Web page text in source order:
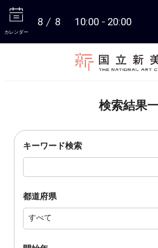
カレンダー
8 8 10:00 20:00
検索結果
キーワード検索
都道府県